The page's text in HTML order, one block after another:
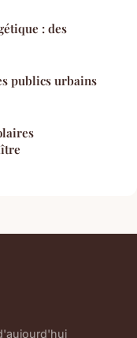
: des
publics urbains